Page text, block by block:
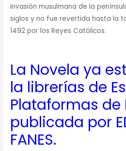
invasión musulmana de la
siglos y no fue revertida hasta la
1492 por los Reyes Católicos.
La Novela ya
la librerías de
Plataformas de
publicada por
FANES.